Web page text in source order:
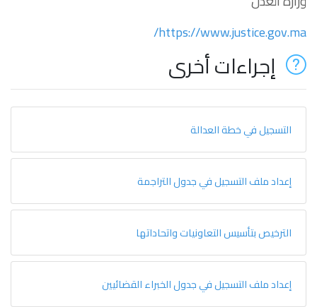
https://www.justice.gov.ma/
إجراءات أخرى
التسجيل في خطة العدالة
إعداد ملف التسجيل في جدول التراجمة
الترخيص بتأسيس التعاونيات واتحاداتها
إعداد ملف التسجيل في جدول الخبراء القضائيين